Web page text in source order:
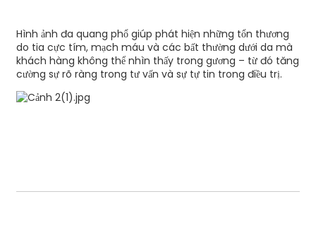
Hình ảnh đa quang phổ giúp phát hiện những tổn thương
do tia cực tím, mạch máu và các bất thường dưới da mà
khách hàng không thể nhìn thấy trong gương – từ đó tăng
cường sự rõ ràng trong tư vấn và sự tự tin trong điều trị.